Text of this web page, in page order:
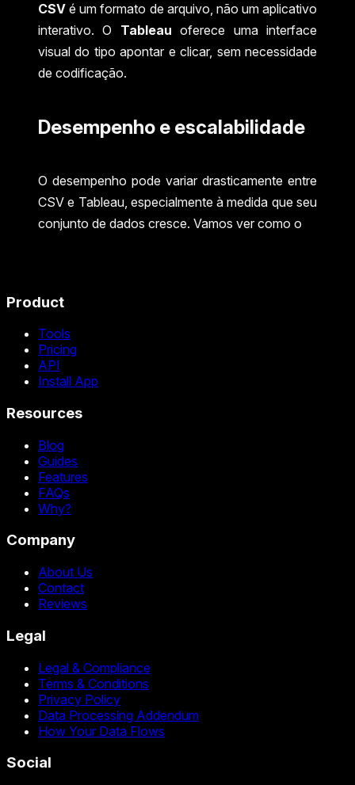
CSV é um formato de arquivo, não um aplicativo
interativo. O Tableau oferece uma interface
visual do tipo apontar e clicar, sem necessidade
de codificação.
Desempenho e escalabilidade
O desempenho pode variar drasticamente entre
CSV e Tableau, especialmente à medida que seu
conjunto de dados cresce. Vamos ver como o
Product
Tools
Pricing
API
Install App
Resources
Blog
Guides
Features
FAQs
Why?
Company
About Us
Contact
Reviews
Legal
Legal & Compliance
Terms & Conditions
Privacy Policy
Data Processing Addendum
How Your Data Flows
Social